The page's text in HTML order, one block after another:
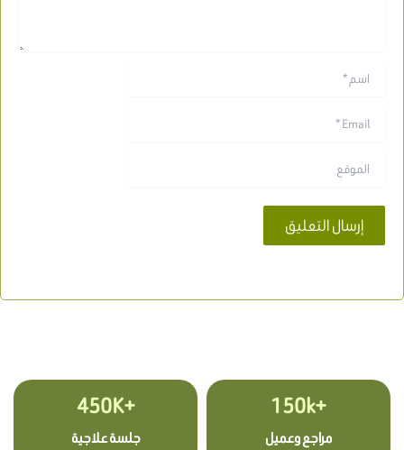
+150k
مراجع وعميل
+450K
جلسة علاجية